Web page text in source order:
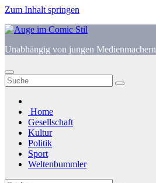
Zum Inhalt springen
Unabhängig von jungen Medienmachern
Home
Gesellschaft
Kultur
Politik
Sport
Weltenbummler